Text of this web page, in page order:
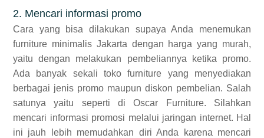
2. Mencari informasi promo
Cara yang bisa dilakukan supaya Anda menemukan
furniture minimalis Jakarta dengan harga yang murah,
yaitu dengan melakukan pembeliannya ketika promo.
Ada banyak sekali toko furniture yang menyediakan
berbagai jenis promo maupun diskon pembelian. Salah
satunya yaitu seperti di Oscar Furniture. Silahkan
mencari informasi promosi melalui jaringan internet. Hal
ini jauh lebih memudahkan diri Anda karena mencari